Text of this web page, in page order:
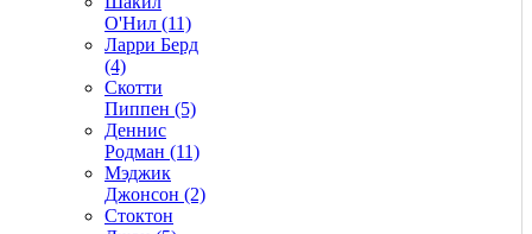
О'Нил (11)
Ларри Берд
(4)
Скотти
Пиппен (5)
Деннис
Родман (11)
Мэджик
Джонсон (2)
Стоктон